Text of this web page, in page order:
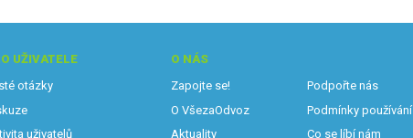
UŽIVATELE
otázky
uživatelů
O NÁS
Zapojte se!
O VšezaOdvoz
Aktuality
Podpořte nás
Podmínky používání
Co se líbí nám